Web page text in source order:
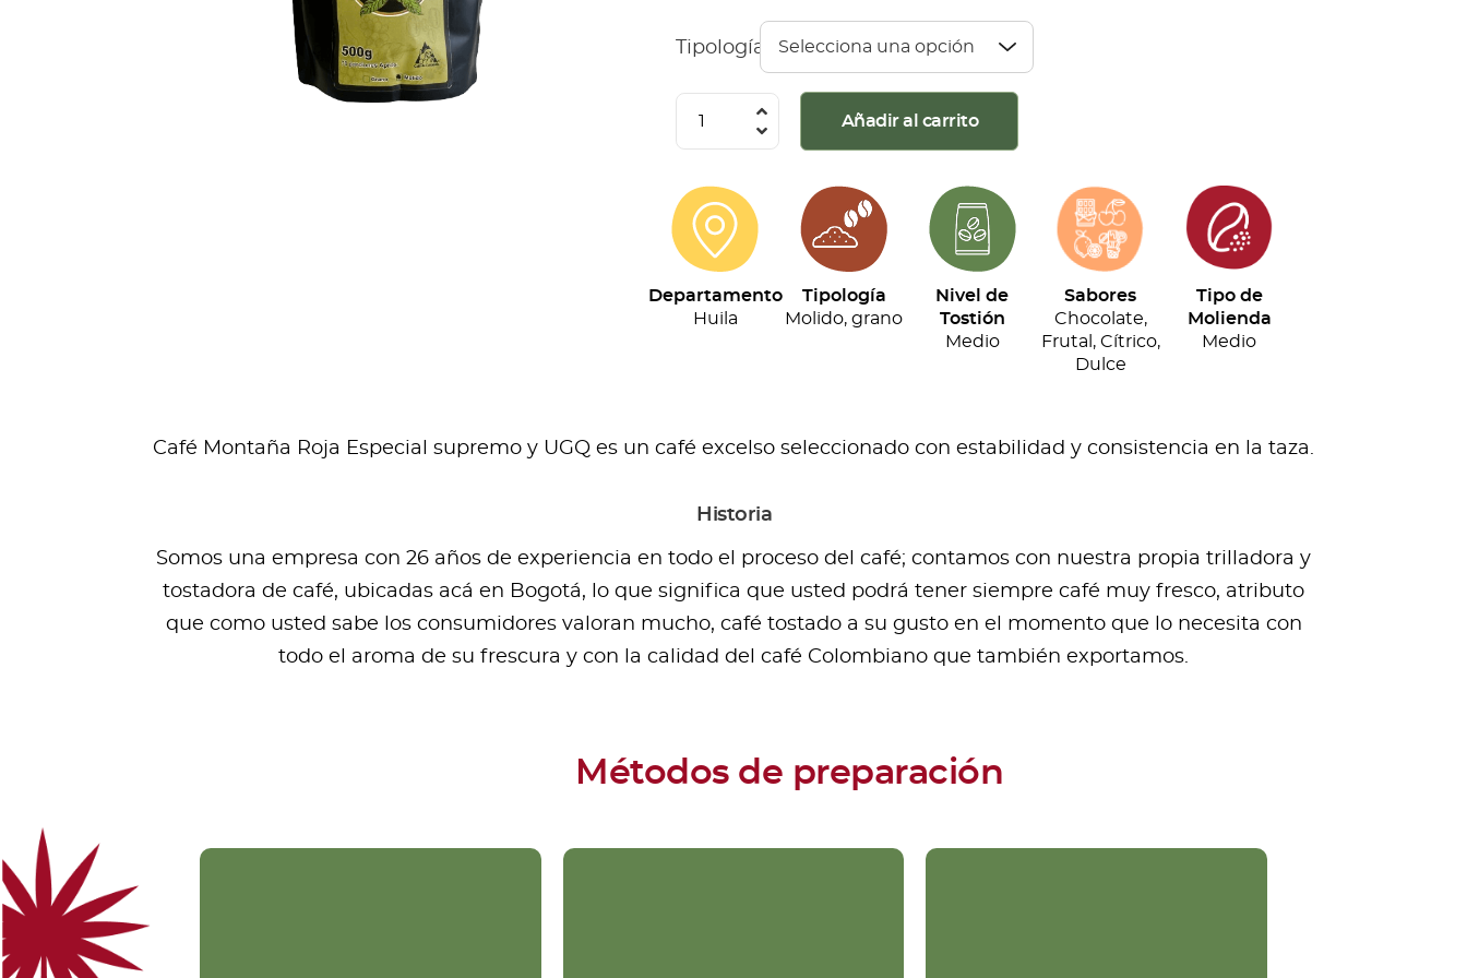
Tipología
Montaña
-
Especial
(500g)
cantidad
Añadir al carrito
Departamento
Huila
Tipología
Molido, grano
Nivel de
Tostión
Medio
Sabores
Chocolate,
Frutal, Cítrico,
Dulce
Tipo de
Molienda
Medio
Café Montaña Roja Especial supremo y UGQ es un café excelso seleccionado con estabilidad y consistencia en la taza.
Historia
Somos una empresa con 26 años de experiencia en todo el proceso del café; contamos con nuestra propia trilladora y
tostadora de café, ubicadas acá en Bogotá, lo que significa que usted podrá tener siempre café muy fresco, atributo
que como usted sabe los consumidores valoran mucho, café tostado a su gusto en el momento que lo necesita con
todo el aroma de su frescura y con la calidad del café Colombiano que también exportamos.
Métodos de preparación